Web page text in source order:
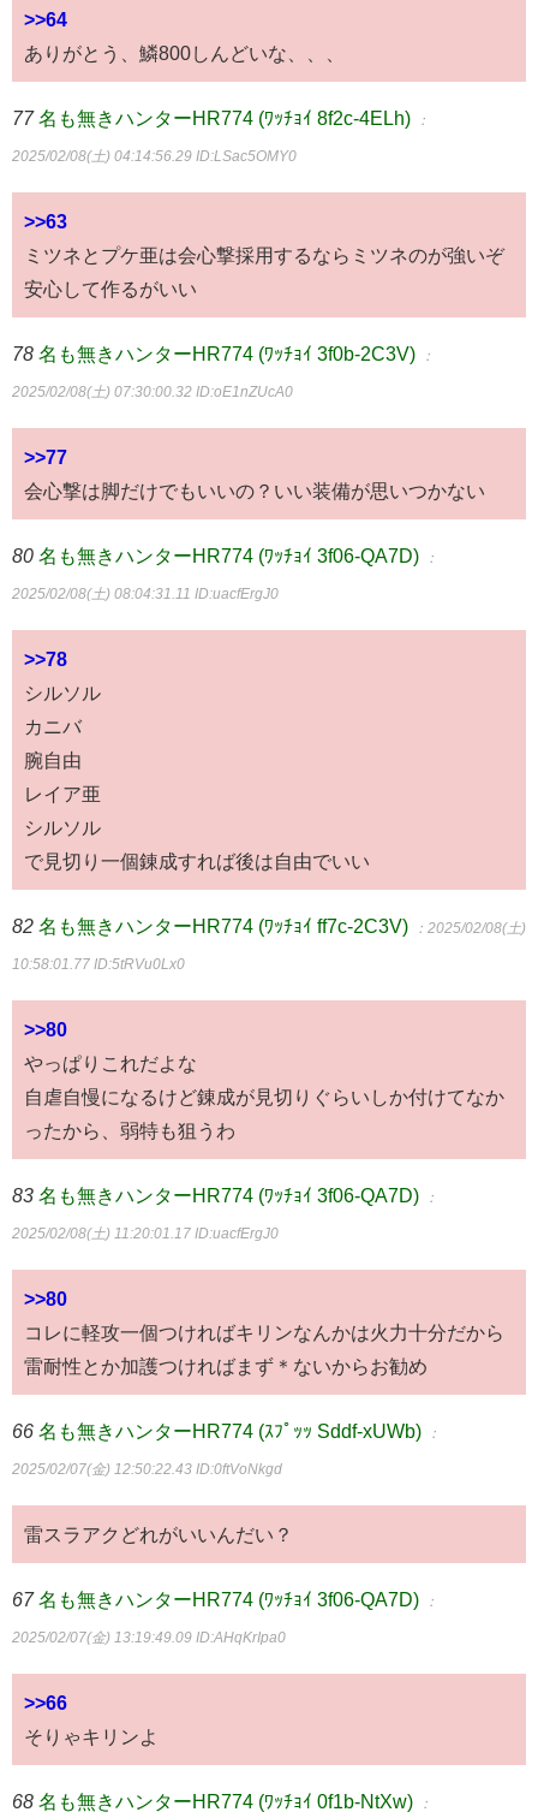
>>64
ありがとう、鱗800しんどいな、、、
77 名も無きハンターHR774 (ﾜｯﾁｮｲ 8f2c-4ELh) ：
2025/02/08(土) 04:14:56.29 ID:LSac5OMY0
>>63
ミツネとプケ亜は会心撃採用するならミツネのが強いぞ
安心して作るがいい
78 名も無きハンターHR774 (ﾜｯﾁｮｲ 3f0b-2C3V) ：
2025/02/08(土) 07:30:00.32 ID:oE1nZUcA0
>>77
会心撃は脚だけでもいいの？いい装備が思いつかない
80 名も無きハンターHR774 (ﾜｯﾁｮｲ 3f06-QA7D) ：
2025/02/08(土) 08:04:31.11 ID:uacfErgJ0
>>78
シルソル
カニバ
腕自由
レイア亜
シルソル
で見切り一個錬成すれば後は自由でいい
82 名も無きハンターHR774 (ﾜｯﾁｮｲ ff7c-2C3V) ：2025/02/08(土)
10:58:01.77 ID:5tRVu0Lx0
>>80
やっぱりこれだよな
自虐自慢になるけど錬成が見切りぐらいしか付けてなか
ったから、弱特も狙うわ
83 名も無きハンターHR774 (ﾜｯﾁｮｲ 3f06-QA7D) ：
2025/02/08(土) 11:20:01.17 ID:uacfErgJ0
>>80
コレに軽攻一個つければキリンなんかは火力十分だから
雷耐性とか加護つければまず＊ないからお勧め
66 名も無きハンターHR774 (ｽﾌﾟｯｯ Sddf-xUWb) ：
2025/02/07(金) 12:50:22.43 ID:0ftVoNkgd
雷スラアクどれがいいんだい？
67 名も無きハンターHR774 (ﾜｯﾁｮｲ 3f06-QA7D) ：
2025/02/07(金) 13:19:49.09 ID:AHqKrIpa0
>>66
そりゃキリンよ
68 名も無きハンターHR774 (ﾜｯﾁｮｲ 0f1b-NtXw) ：